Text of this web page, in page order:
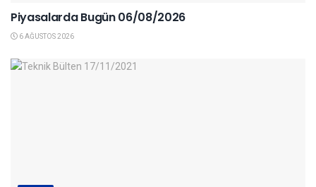
Piyasalarda Bugün 06/08/2026
6 AĞUSTOS 2026